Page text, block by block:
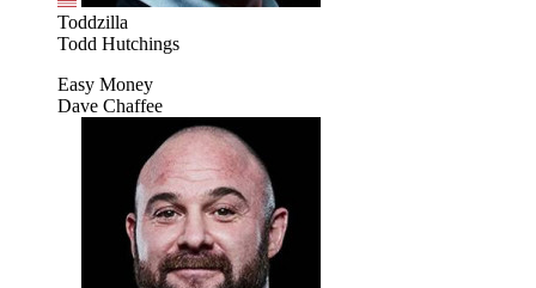
Toddzilla
Todd Hutchings
Easy Money
Dave Chaffee